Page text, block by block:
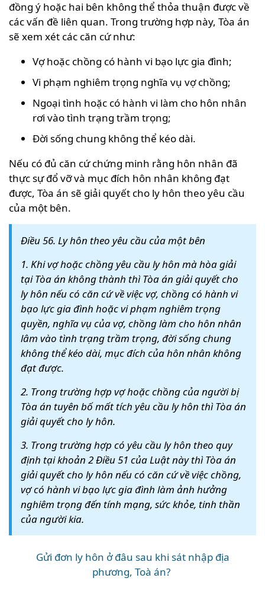
đồng ý hoặc hai bên không thể thỏa thuận được về
các vấn đề liên quan. Trong trường hợp này, Tòa án
sẽ xem xét các căn cứ như:
Vợ hoặc chồng có hành vi bạo lực gia đình;
Vi phạm nghiêm trọng nghĩa vụ vợ chồng;
Ngoại tình hoặc có hành vi làm cho hôn nhân
rơi vào tình trạng trầm trọng;
Đời sống chung không thể kéo dài.
Nếu có đủ căn cứ chứng minh rằng hôn nhân đã
thực sự đổ vỡ và mục đích hôn nhân không đạt
được, Tòa án sẽ giải quyết cho ly hôn theo yêu cầu
của một bên.
Điều 56. Ly hôn theo yêu cầu của một bên
1. Khi vợ hoặc chồng yêu cầu ly hôn mà hòa giải
tại Tòa án không thành thì Tòa án giải quyết cho
ly hôn nếu có căn cứ về việc vợ, chồng có hành vi
bạo lực gia đình hoặc vi phạm nghiêm trọng
quyền, nghĩa vụ của vợ, chồng làm cho hôn nhân
lâm vào tình trạng trầm trọng, đời sống chung
không thể kéo dài, mục đích của hôn nhân không
đạt được.
2. Trong trường hợp vợ hoặc chồng của người bị
Tòa án tuyên bố mất tích yêu cầu ly hôn thì Tòa án
giải quyết cho ly hôn.
3. Trong trường hợp có yêu cầu ly hôn theo quy
định tại khoản 2 Điều 51 của Luật này thì Tòa án
giải quyết cho ly hôn nếu có căn cứ về việc chồng,
vợ có hành vi bạo lực gia đình làm ảnh hưởng
nghiêm trọng đến tính mạng, sức khỏe, tinh thần
của người kia.
Gửi đơn ly hôn ở đâu sau khi sát nhập địa
phương, Toà án?